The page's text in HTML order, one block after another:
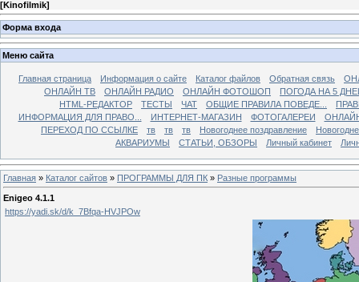
[Kinofilmik]
Форма входа
Меню сайта
Главная страница Информация о сайте Каталог файлов Обратная связь
ОНЛАЙН ТВ
ОНЛАЙН РАДИО ОНЛАЙН ФОТОШОП
ПОГОДА НА 5
HTML-РЕДАКТОР
ТЕСТЫ ЧАТ ОБЩИЕ ПРАВИЛА ПОВЕДЕ...
ИНФОРМАЦИЯ ДЛЯ ПРАВО...
ИНТЕРНЕТ-МАГАЗИН ФОТОГАЛЕРЕИ
ПЕРЕХОД ПО ССЫЛКЕ
тв тв тв Новогоднее поздравление
АКВАРИУМЫ
СТАТЬИ, ОБЗОРЫ Личный кабинет
Главная » Каталог сайтов » ПРОГРАММЫ ДЛЯ ПК » Разные программы
Enigeo 4.1.1
https://yadi.sk/d/k_7Bfqa-HVJPOw